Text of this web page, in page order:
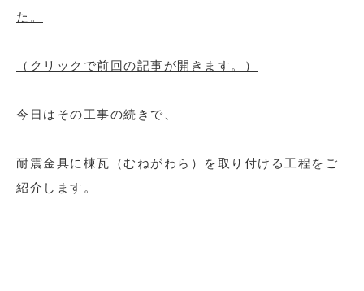
た。
（クリックで前回の記事が開きます。）
今日はその工事の続きで、
耐震金具に棟瓦（むねがわら）を取り付ける工程をご
紹介します。